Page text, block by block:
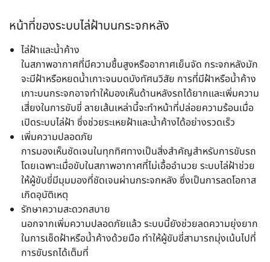
หน้าที่ของระบบไล่ฝ้าบนกระจกหลัง
ไล่ฝ้าและน้ำค้าง
ในสภาพอากาศที่มีความชื้นสูงหรืออากาศเย็นจัด กระจกหลังมัก
จะมีฝ้าหรือหยดน้ำเกาะจนบดบังทัศนวิสัย การที่มีฝ้าหรือน้ำค้าง
เกาะบนกระจกอาจทำให้มองเห็นด้านหลังรถได้ยากและเพิ่มความ
เสี่ยงในการขับขี่ ลายเส้นเหล่านี้จะทำหน้าที่ปล่อยความร้อนเมื่อ
เปิดระบบไล่ฝ้า ซึ่งช่วยระเหยฝ้าและน้ำค้างได้อย่างรวดเร็ว
เพิ่มความปลอดภัย
การมองเห็นชัดเจนในทุกทิศทางเป็นสิ่งสำคัญสำหรับการขับรถ
โดยเฉพาะเมื่อขับในสภาพอากาศที่ไม่เอื้ออำนวย ระบบไล่ฝ้าช่วย
ให้ผู้ขับขี่มีมุมมองที่ชัดเจนผ่านกระจกหลัง ซึ่งเป็นการลดโอกาส
เกิดอุบัติเหตุ
รักษาความสะดวกสบาย
นอกจากเพิ่มความปลอดภัยแล้ว ระบบนี้ยังช่วยลดความยุ่งยาก
ในการเช็ดฝ้าหรือน้ำค้างด้วยมือ ทำให้ผู้ขับขี่สามารถมุ่งเน้นไปที่
การขับรถได้เต็มที่